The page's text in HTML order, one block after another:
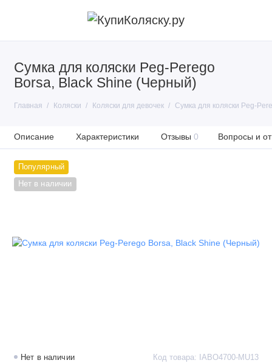
Сумка для коляски Peg-Perego
Borsa, Black Shine (Черный)
Главная Коляски Коляски для девочек Сумка для коляски Peg-
Описание Характеристики Отзывы 0 Вопросы и
Популярный
Нет в наличии
Нет в наличии Код товара: IABO4700-MU13